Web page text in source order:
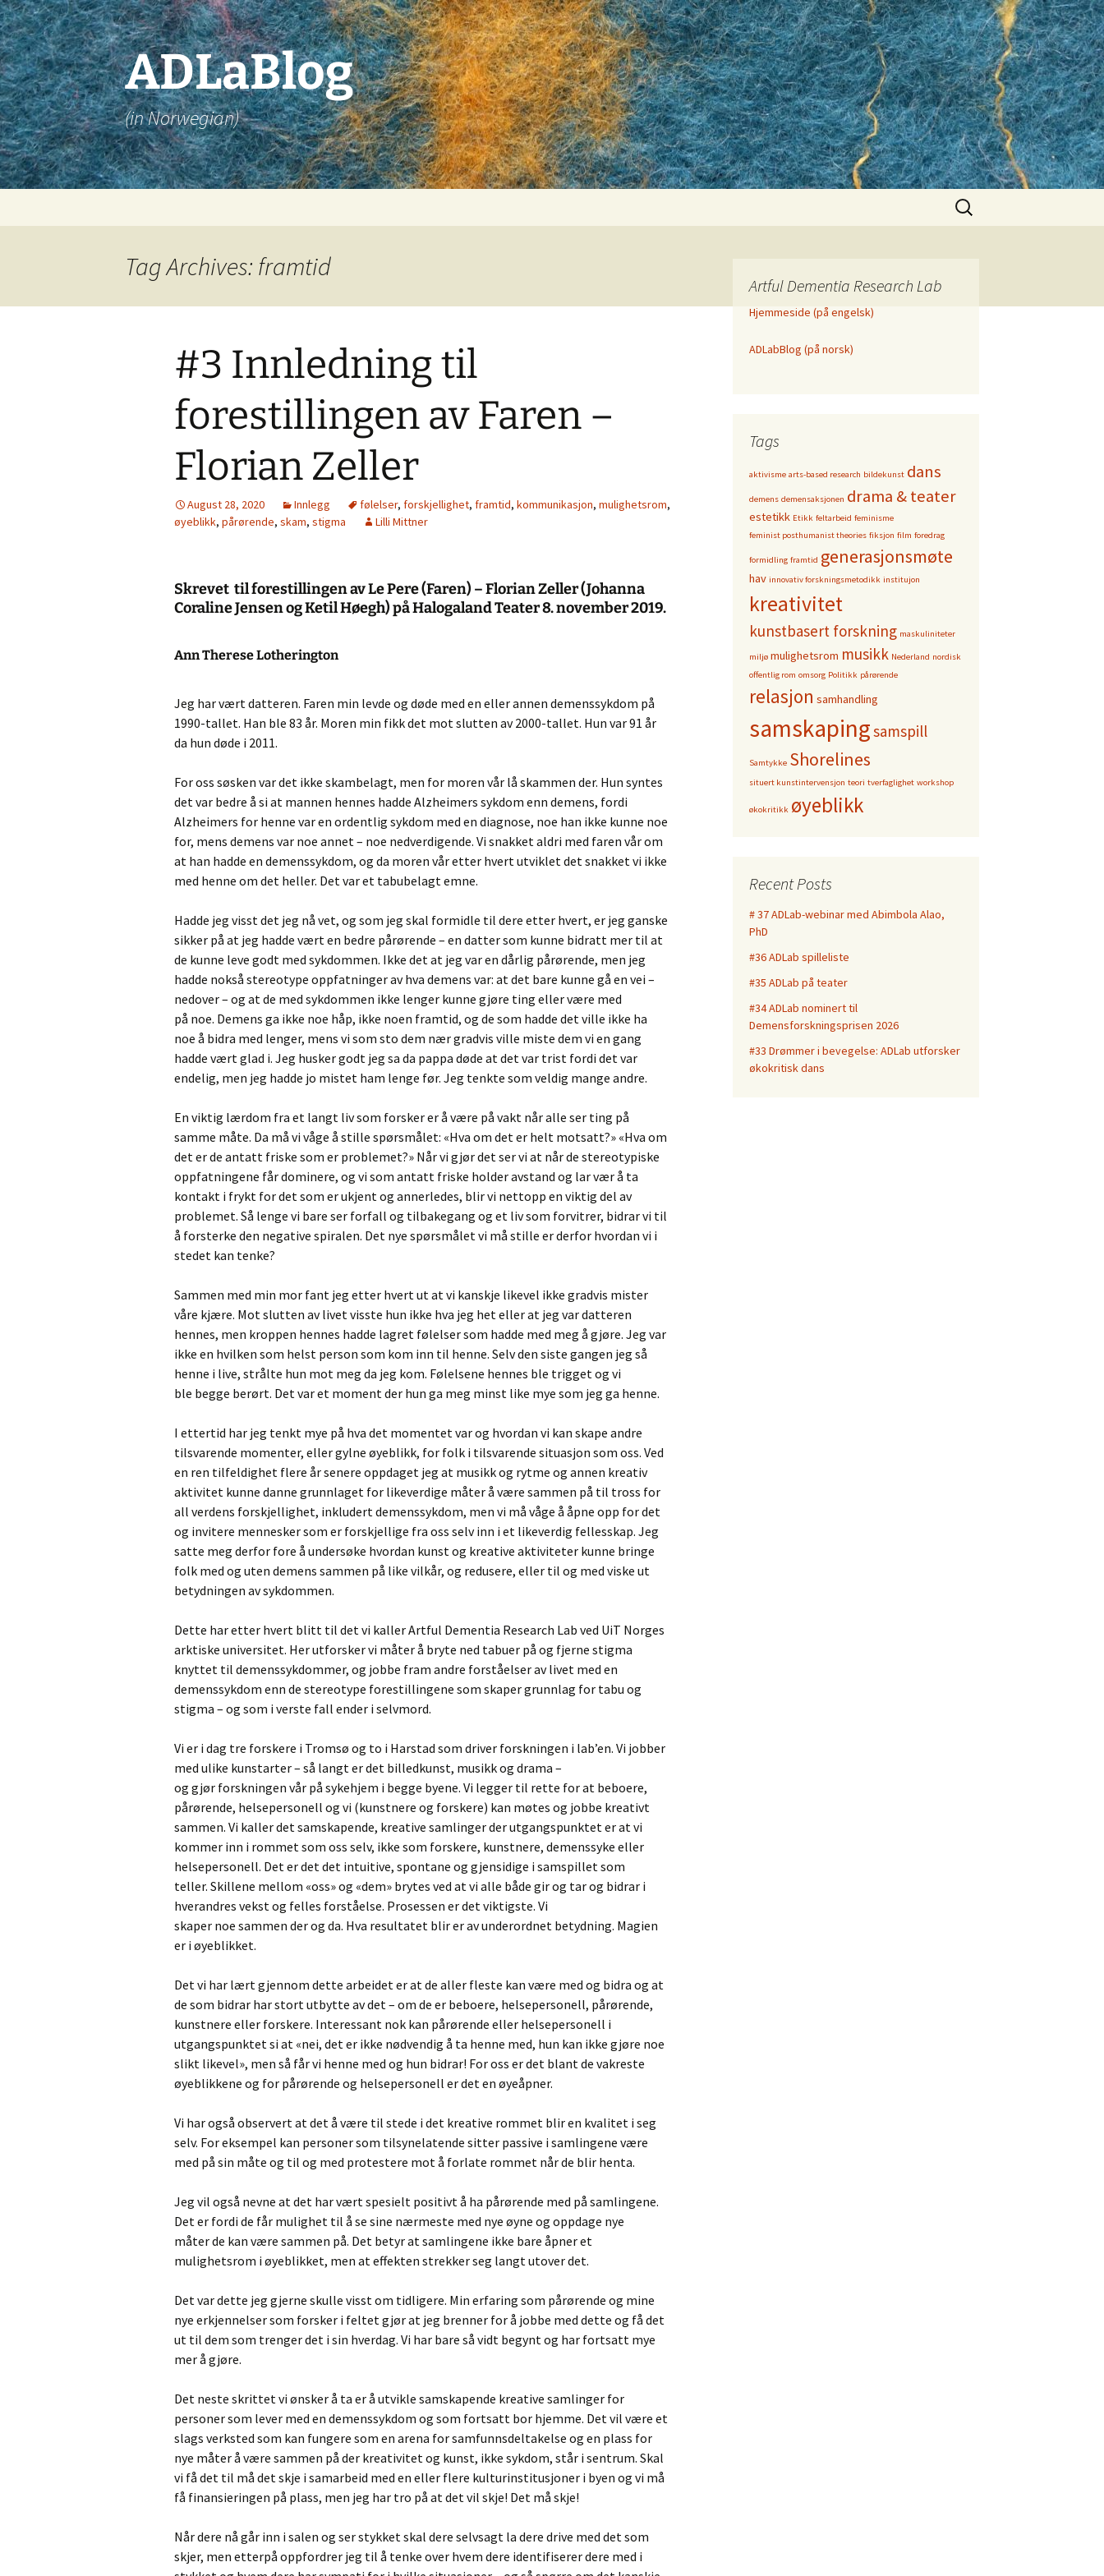
Skip
to
content
ADLaBlog
(in Norwegian)
Search
for:
Tag Archives: framtid
#3 Innledning til
forestillingen av Faren –
Florian Zeller
August 28, 2020 Innlegg følelser, forskjellighet, framtid, kommunikasjon, mulighetsrom,
øyeblikk, pårørende, skam, stigma Lilli Mittner
Skrevet til forestillingen av Le Pere (Faren) – Florian Zeller (Johanna
Coraline Jensen og Ketil Høegh) på Halogaland Teater 8. november 2019.
Ann Therese Lotherington
Jeg har vært datteren. Faren min levde og døde med en eller annen demenssykdom på
1990-tallet. Han ble 83 år. Moren min fikk det mot slutten av 2000-tallet. Hun var 91 år
da hun døde i 2011.
For oss søsken var det ikke skambelagt, men for moren vår lå skammen der. Hun syntes
det var bedre å si at mannen hennes hadde Alzheimers sykdom enn demens, fordi
Alzheimers for henne var en ordentlig sykdom med en diagnose, noe han ikke kunne noe
for, mens demens var noe annet – noe nedverdigende. Vi snakket aldri med faren vår om
at han hadde en demenssykdom, og da moren vår etter hvert utviklet det snakket vi ikke
med henne om det heller. Det var et tabubelagt emne.
Hadde jeg visst det jeg nå vet, og som jeg skal formidle til dere etter hvert, er jeg ganske
sikker på at jeg hadde vært en bedre pårørende – en datter som kunne bidratt mer til at
de kunne leve godt med sykdommen. Ikke det at jeg var en dårlig pårørende, men jeg
hadde nokså stereotype oppfatninger av hva demens var: at det bare kunne gå en vei –
nedover – og at de med sykdommen ikke lenger kunne gjøre ting eller være med
på noe. Demens ga ikke noe håp, ikke noen framtid, og de som hadde det ville ikke ha
noe å bidra med lenger, mens vi som sto dem nær gradvis ville miste dem vi en gang
hadde vært glad i. Jeg husker godt jeg sa da pappa døde at det var trist fordi det var
endelig, men jeg hadde jo mistet ham lenge før. Jeg tenkte som veldig mange andre.
En viktig lærdom fra et langt liv som forsker er å være på vakt når alle ser ting på
samme måte. Da må vi våge å stille spørsmålet: «Hva om det er helt motsatt?» «Hva om
det er de antatt friske som er problemet?» Når vi gjør det ser vi at når de stereotypiske
oppfatningene får dominere, og vi som antatt friske holder avstand og lar vær å ta
kontakt i frykt for det som er ukjent og annerledes, blir vi nettopp en viktig del av
problemet. Så lenge vi bare ser forfall og tilbakegang og et liv som forvitrer, bidrar vi til
å forsterke den negative spiralen. Det nye spørsmålet vi må stille er derfor hvordan vi i
stedet kan tenke?
Sammen med min mor fant jeg etter hvert ut at vi kanskje likevel ikke gradvis mister
våre kjære. Mot slutten av livet visste hun ikke hva jeg het eller at jeg var datteren
hennes, men kroppen hennes hadde lagret følelser som hadde med meg å gjøre. Jeg var
ikke en hvilken som helst person som kom inn til henne. Selv den siste gangen jeg så
henne i live, strålte hun mot meg da jeg kom. Følelsene hennes ble trigget og vi
ble begge berørt. Det var et moment der hun ga meg minst like mye som jeg ga henne.
I ettertid har jeg tenkt mye på hva det momentet var og hvordan vi kan skape andre
tilsvarende momenter, eller gylne øyeblikk, for folk i tilsvarende situasjon som oss. Ved
en ren tilfeldighet flere år senere oppdaget jeg at musikk og rytme og annen kreativ
aktivitet kunne danne grunnlaget for likeverdige måter å være sammen på til tross for
all verdens forskjellighet, inkludert demenssykdom, men vi må våge å åpne opp for det
og invitere mennesker som er forskjellige fra oss selv inn i et likeverdig fellesskap. Jeg
satte meg derfor fore å undersøke hvordan kunst og kreative aktiviteter kunne bringe
folk med og uten demens sammen på like vilkår, og redusere, eller til og med viske ut
betydningen av sykdommen.
Dette har etter hvert blitt til det vi kaller Artful Dementia Research Lab ved UiT Norges
arktiske universitet. Her utforsker vi måter å bryte ned tabuer på og fjerne stigma
knyttet til demenssykdommer, og jobbe fram andre forståelser av livet med en
demenssykdom enn de stereotype forestillingene som skaper grunnlag for tabu og
stigma – og som i verste fall ender i selvmord.
Vi er i dag tre forskere i Tromsø og to i Harstad som driver forskningen i lab’en. Vi jobber
med ulike kunstarter – så langt er det billedkunst, musikk og drama –
og gjør forskningen vår på sykehjem i begge byene. Vi legger til rette for at beboere,
pårørende, helsepersonell og vi (kunstnere og forskere) kan møtes og jobbe kreativt
sammen. Vi kaller det samskapende, kreative samlinger der utgangspunktet er at vi
kommer inn i rommet som oss selv, ikke som forskere, kunstnere, demenssyke eller
helsepersonell. Det er det det intuitive, spontane og gjensidige i samspillet som
teller. Skillene mellom «oss» og «dem» brytes ved at vi alle både gir og tar og bidrar i
hverandres vekst og felles forståelse. Prosessen er det viktigste. Vi
skaper noe sammen der og da. Hva resultatet blir er av underordnet betydning. Magien
er i øyeblikket.
Det vi har lært gjennom dette arbeidet er at de aller fleste kan være med og bidra og at
de som bidrar har stort utbytte av det – om de er beboere, helsepersonell, pårørende,
kunstnere eller forskere. Interessant nok kan pårørende eller helsepersonell i
utgangspunktet si at «nei, det er ikke nødvendig å ta henne med, hun kan ikke gjøre noe
slikt likevel», men så får vi henne med og hun bidrar! For oss er det blant de vakreste
øyeblikkene og for pårørende og helsepersonell er det en øyeåpner.
Vi har også observert at det å være til stede i det kreative rommet blir en kvalitet i seg
selv. For eksempel kan personer som tilsynelatende sitter passive i samlingene være
med på sin måte og til og med protestere mot å forlate rommet når de blir henta.
Jeg vil også nevne at det har vært spesielt positivt å ha pårørende med på samlingene.
Det er fordi de får mulighet til å se sine nærmeste med nye øyne og oppdage nye
måter de kan være sammen på. Det betyr at samlingene ikke bare åpner et
mulighetsrom i øyeblikket, men at effekten strekker seg langt utover det.
Det var dette jeg gjerne skulle visst om tidligere. Min erfaring som pårørende og mine
nye erkjennelser som forsker i feltet gjør at jeg brenner for å jobbe med dette og få det
ut til dem som trenger det i sin hverdag. Vi har bare så vidt begynt og har fortsatt mye
mer å gjøre.
Det neste skrittet vi ønsker å ta er å utvikle samskapende kreative samlinger for
personer som lever med en demenssykdom og som fortsatt bor hjemme. Det vil være et
slags verksted som kan fungere som en arena for samfunnsdeltakelse og en plass for
nye måter å være sammen på der kreativitet og kunst, ikke sykdom, står i sentrum. Skal
vi få det til må det skje i samarbeid med en eller flere kulturinstitusjoner i byen og vi må
få finansieringen på plass, men jeg har tro på at det vil skje! Det må skje!
Når dere nå går inn i salen og ser stykket skal dere selvsagt la dere drive med det som
skjer, men etterpå oppfordrer jeg til å tenke over hvem dere identifiserer dere med i
Artful Dementia Research Lab
Hjemmeside (på engelsk)
ADLabBlog (på norsk)
Tags
aktivisme arts-based research bildekunst dans
demens demensaksjonen drama & teater
estetikk Etikk feltarbeid feminisme
feminist posthumanist theories fiksjon film foredrag
formidling framtid generasjonsmøte
hav innovativ forskningsmetodikk institujon
kreativitet
kunstbasert forskning maskuliniteter
miljø mulighetsrom musikk Nederland nordisk
offentlig rom omsorg Politikk pårørende
relasjon samhandling
samskapingsamspill
Samtykke Shorelines
situert kunstintervensjon teori tverfaglighet workshop
økokritikk øyeblikk
Recent Posts
# 37 ADLab-webinar med Abimbola Alao,
PhD
#36 ADLab spilleliste
#35 ADLab på teater
#34 ADLab nominert til
Demensforskningsprisen 2026
#33 Drømmer i bevegelse: ADLab utforsker
økokritisk dans